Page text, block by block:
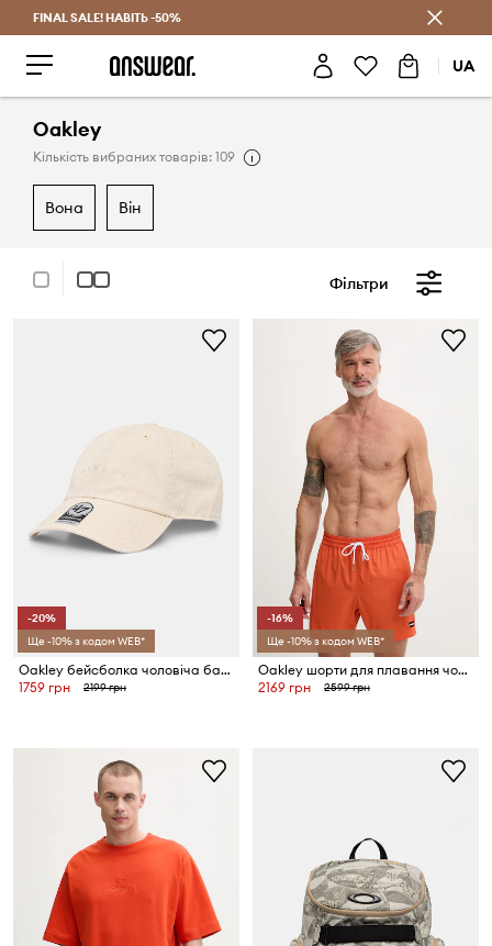
Заощаджуй з Answear Club
FINAL SALE! НАВІТЬ -50%
UA
Oakley
Кількість вибраних товарів: 109
вона він
Фільтри
-20%
Ще -10% з кодом WEB*
Oakley бейсболка чоловіча бавовняна
1759 грн
2199 грн
-16%
Ще -10% з кодом WEB*
Oakley шорти для плавання чоловічі ROBINSON
2169 грн
2599 грн